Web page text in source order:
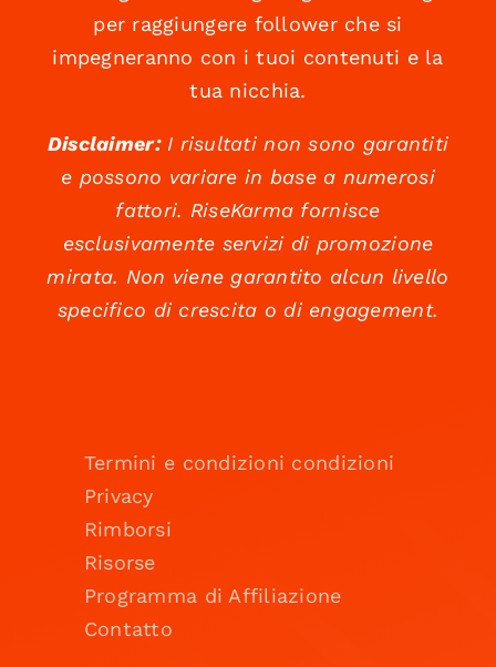
per raggiungere follower che si
impegneranno con i tuoi contenuti e la
tua nicchia.
Disclaimer:I risultati non sono garantiti
e possono variare in base a numerosi
fattori. RiseKarma fornisce
esclusivamente servizi di promozione
mirata. Non viene garantito alcun livello
specifico di crescita o di engagement.
Termini e condizioni condizioni
Privacy
Rimborsi
Risorse
Programma di Affiliazione
Contatto